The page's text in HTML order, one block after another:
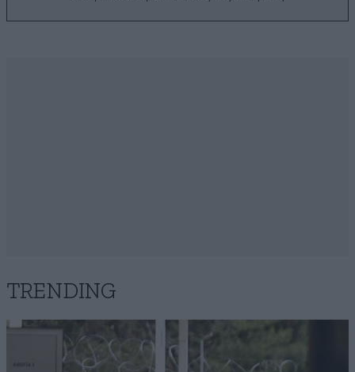
TRENDING